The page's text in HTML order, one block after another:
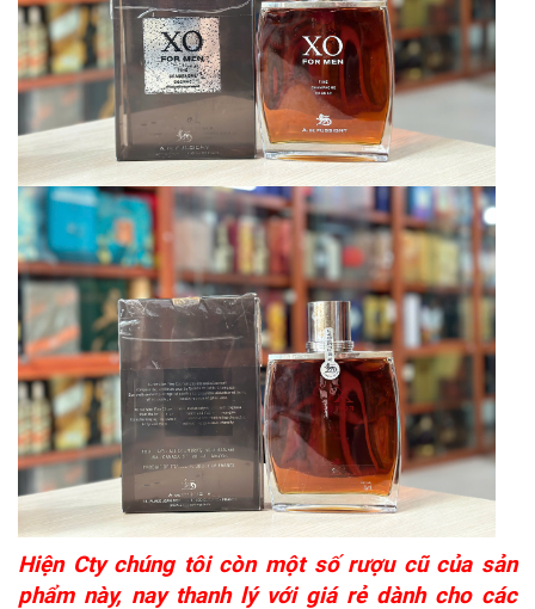
Hiện Cty chúng tôi còn một số rượu cũ của sản
phẩm này, nay thanh lý với giá rẻ dành cho các